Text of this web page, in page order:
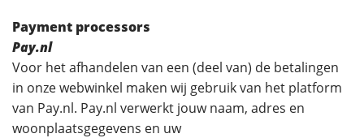
Payment processors
Pay.nl
Voor het afhandelen van een (deel van) de betalingen
in onze webwinkel maken wij gebruik van het platform
van Pay.nl. Pay.nl verwerkt jouw naam, adres en
woonplaatsgegevens en uw